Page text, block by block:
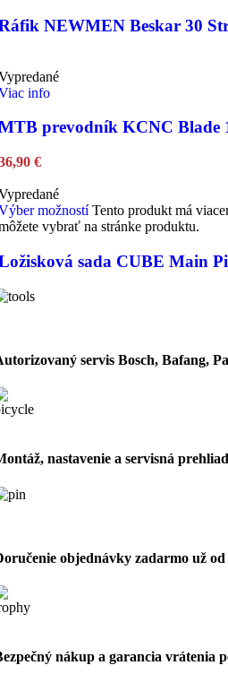
NEWMEN Beskar 30
info
prevodník KCNC Blade
€
možností Tento produkt má
vybrať na stránke produktu.
sada CUBE Main
servis Bosch, Bafang,
nastavenie a servisná
objednávky zadarmo už od
nákup a garancia vrátenia